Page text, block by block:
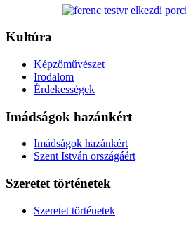
Kultúra
Képzőművészet
Irodalom
Érdekességek
Imádságok hazánkért
Imádságok hazánkért
Szent István országáért
Szeretet történetek
Szeretet történetek